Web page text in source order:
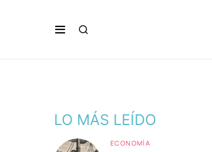
LO MÁS LEÍDO
ECONOMÍA